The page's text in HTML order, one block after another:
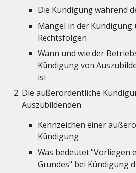
Die Kündigung während
Mängel in der Kündigung
Rechtsfolgen
Wann und wie der
Kündigung von
ist
Die außerordentliche
Auszubildenden
Kennzeichen einer
Kündigung
Was bedeutet "Vorliegen
Grundes" bei Kündigung